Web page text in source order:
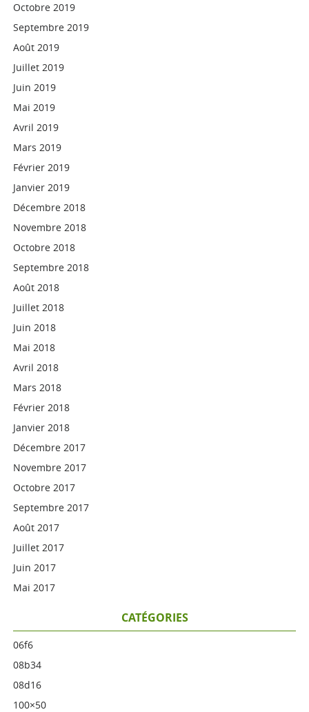
Octobre 2019
Septembre 2019
Août 2019
Juillet 2019
Juin 2019
Mai 2019
Avril 2019
Mars 2019
Février 2019
Janvier 2019
Décembre 2018
Novembre 2018
Octobre 2018
Septembre 2018
Août 2018
Juillet 2018
Juin 2018
Mai 2018
Avril 2018
Mars 2018
Février 2018
Janvier 2018
Décembre 2017
Novembre 2017
Octobre 2017
Septembre 2017
Août 2017
Juillet 2017
Juin 2017
Mai 2017
CATÉGORIES
06f6
08b34
08d16
100×50